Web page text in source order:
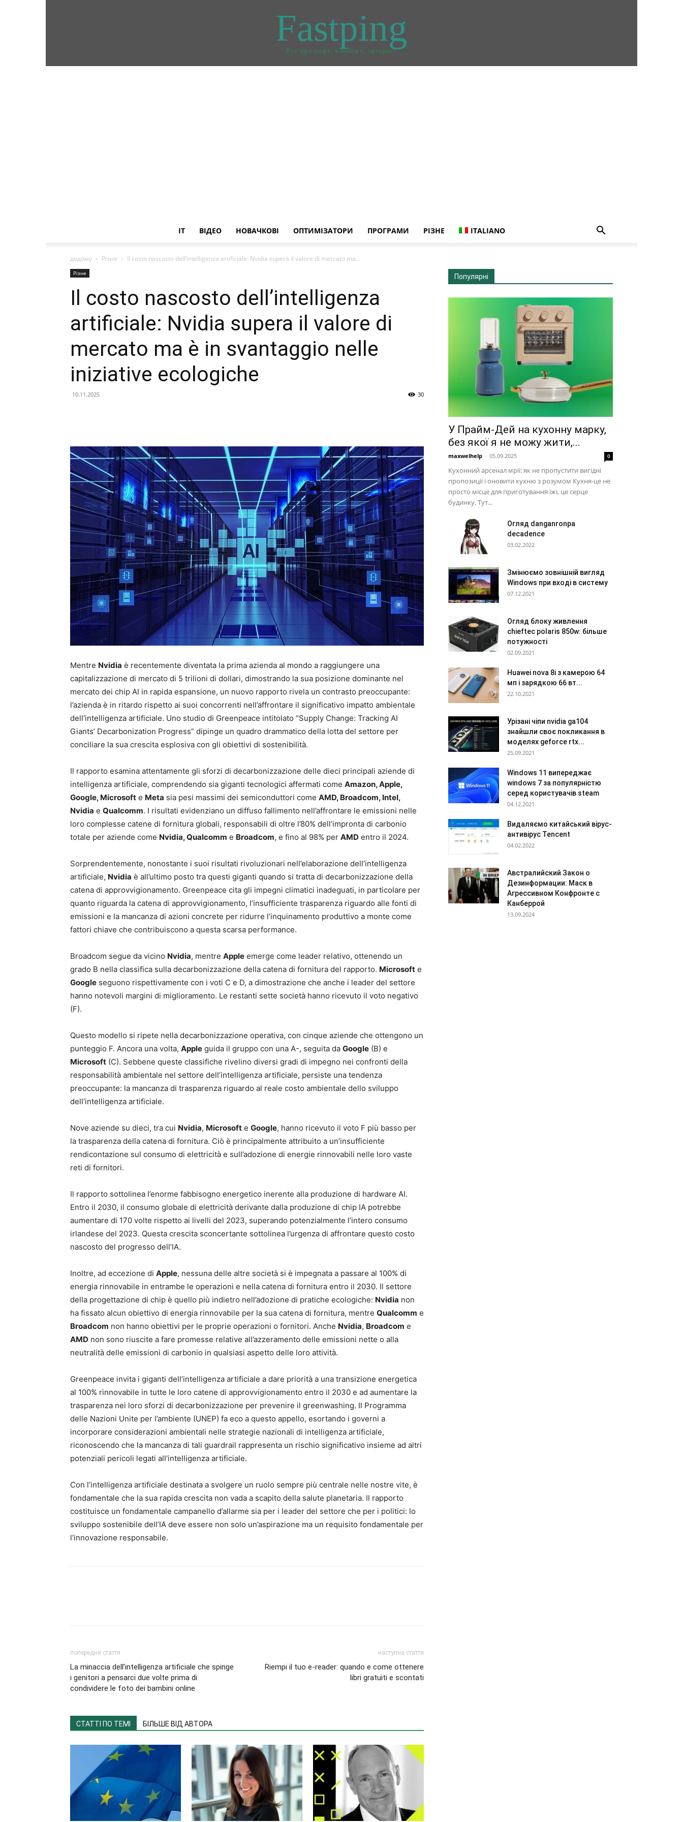
Fastping
Все про софт, windows, інтернет
IT ВІДЕО НОВАЧКОВІ ОПТИМІЗАТОРИ ПРОГРАМИ РІЗНЕ ITALIANO
додому Різне Il costo nascosto dell’intelligenza artificiale: Nvidia supera il valore di mercato ma...
Різне
Il costo nascosto dell’intelligenza
artificiale: Nvidia supera il valore di
mercato ma è in svantaggio nelle
iniziative ecologiche
10.11.2025 30
Mentre Nvidia è recentemente diventata la prima azienda al mondo a raggiungere una
capitalizzazione di mercato di 5 trilioni di dollari, dimostrando la sua posizione dominante nel
mercato dei chip AI in rapida espansione, un nuovo rapporto rivela un contrasto preoccupante:
l’azienda è in ritardo rispetto ai suoi concorrenti nell’affrontare il significativo impatto ambientale
dell’intelligenza artificiale. Uno studio di Greenpeace intitolato “Supply Change: Tracking AI
Giants’ Decarbonization Progress” dipinge un quadro drammatico della lotta del settore per
conciliare la sua crescita esplosiva con gli obiettivi di sostenibilità.
Il rapporto esamina attentamente gli sforzi di decarbonizzazione delle dieci principali aziende di
intelligenza artificiale, comprendendo sia giganti tecnologici affermati come Amazon, Apple,
Google, Microsoft e Meta sia pesi massimi dei semiconduttori come AMD, Broadcom, Intel,
Nvidia e Qualcomm. I risultati evidenziano un diffuso fallimento nell’affrontare le emissioni nelle
loro complesse catene di fornitura globali, responsabili di oltre l’80% dell’impronta di carbonio
totale per aziende come Nvidia, Qualcomm e Broadcom, e fino al 98% per AMD entro il 2024.
Sorprendentemente, nonostante i suoi risultati rivoluzionari nell’elaborazione dell’intelligenza
artificiale, Nvidia è all’ultimo posto tra questi giganti quando si tratta di decarbonizzazione della
catena di approvvigionamento. Greenpeace cita gli impegni climatici inadeguati, in particolare per
quanto riguarda la catena di approvvigionamento, l’insufficiente trasparenza riguardo alle fonti di
emissioni e la mancanza di azioni concrete per ridurre l’inquinamento produttivo a monte come
fattori chiave che contribuiscono a questa scarsa performance.
Broadcom segue da vicino Nvidia, mentre Apple emerge come leader relativo, ottenendo un
grado B nella classifica sulla decarbonizzazione della catena di fornitura del rapporto. Microsoft e
Google seguono rispettivamente con i voti C e D, a dimostrazione che anche i leader del settore
hanno notevoli margini di miglioramento. Le restanti sette società hanno ricevuto il voto negativo
(F).
Questo modello si ripete nella decarbonizzazione operativa, con cinque aziende che ottengono un
punteggio F. Ancora una volta, Apple guida il gruppo con una A-, seguita da Google (B) e
Microsoft (C). Sebbene queste classifiche rivelino diversi gradi di impegno nei confronti della
responsabilità ambientale nel settore dell’intelligenza artificiale, persiste una tendenza
preoccupante: la mancanza di trasparenza riguardo al reale costo ambientale dello sviluppo
dell’intelligenza artificiale.
Nove aziende su dieci, tra cui Nvidia, Microsoft e Google, hanno ricevuto il voto F più basso per
la trasparenza della catena di fornitura. Ciò è principalmente attribuito a un’insufficiente
rendicontazione sul consumo di elettricità e sull’adozione di energie rinnovabili nelle loro vaste
reti di fornitori.
Il rapporto sottolinea l’enorme fabbisogno energetico inerente alla produzione di hardware AI.
Entro il 2030, il consumo globale di elettricità derivante dalla produzione di chip IA potrebbe
aumentare di 170 volte rispetto ai livelli del 2023, superando potenzialmente l’intero consumo
irlandese del 2023. Questa crescita sconcertante sottolinea l’urgenza di affrontare questo costo
nascosto del progresso dell’IA.
Inoltre, ad eccezione di Apple, nessuna delle altre società si è impegnata a passare al 100% di
energia rinnovabile in entrambe le operazioni e nella catena di fornitura entro il 2030. Il settore
della progettazione di chip è quello più indietro nell’adozione di pratiche ecologiche: Nvidia non
ha fissato alcun obiettivo di energia rinnovabile per la sua catena di fornitura, mentre Qualcomm e
Broadcom non hanno obiettivi per le proprie operazioni o fornitori. Anche Nvidia, Broadcom e
AMD non sono riuscite a fare promesse relative all’azzeramento delle emissioni nette o alla
neutralità delle emissioni di carbonio in qualsiasi aspetto delle loro attività.
Greenpeace invita i giganti dell’intelligenza artificiale a dare priorità a una transizione energetica
al 100% rinnovabile in tutte le loro catene di approvvigionamento entro il 2030 e ad aumentare la
trasparenza nei loro sforzi di decarbonizzazione per prevenire il greenwashing. Il Programma
delle Nazioni Unite per l’ambiente (UNEP) fa eco a questo appello, esortando i governi a
incorporare considerazioni ambientali nelle strategie nazionali di intelligenza artificiale,
riconoscendo che la mancanza di tali guardrail rappresenta un rischio significativo insieme ad altri
potenziali pericoli legati all’intelligenza artificiale.
Con l’intelligenza artificiale destinata a svolgere un ruolo sempre più centrale nelle nostre vite, è
fondamentale che la sua rapida crescita non vada a scapito della salute planetaria. Il rapporto
costituisce un fondamentale campanello d’allarme sia per i leader del settore che per i politici: lo
sviluppo sostenibile dell’IA deve essere non solo un’aspirazione ma un requisito fondamentale per
l’innovazione responsabile.
попередня стаття
La minaccia dell’intelligenza artificiale che spinge
i genitori a pensarci due volte prima di
condividere le foto dei bambini online
наступна стаття
Riempi il tuo e-reader: quando e come ottenere
libri gratuiti e scontati
СТАТТІ ПО ТЕМІ БІЛЬШЕ ВІД АВТОРА
Популярні
У Прайм-Дей на кухонну марку,
без якої я не можу жити,...
maxwelhelp - 05.09.2025 0
Кухонний арсенал мрії: як не пропустити вигідні
пропозиції і оновити кухню з розумом Кухня-це не
просто місце для приготування їжі, це серце
будинку. Тут...
Огляд danganronpa
decadence
03.02.2022
Змінюємо зовнішній вигляд
Windows при вході в систему
07.12.2021
Огляд блоку живлення
chieftec polaris 850w: більше
потужності
02.09.2021
Huawei nova 8i з камерою 64
мп і зарядкою 66 вт...
22.10.2021
Урізані чіпи nvidia ga104
знайшли своє покликання в
моделях geforce rtx...
25.09.2021
Windows 11 випереджає
windows 7 за популярністю
серед користувачів steam
04.12.2021
Видаляємо китайський вірус-
антивірус Tencent
04.02.2022
Австралийский Закон о
Дезинформации: Маск в
Агрессивном Конфронте с
Канберрой
13.09.2024